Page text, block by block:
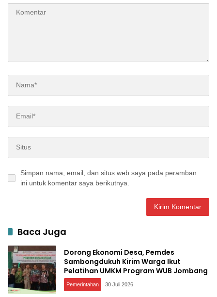
Simpan nama, email, dan situs web saya pada peramban
ini untuk komentar saya berikutnya.
Baca Juga
Dorong Ekonomi Desa, Pemdes
Sambongdukuh Kirim Warga Ikut
Pelatihan UMKM Program WUB Jombang
Pemerintahan 30 Juli 2026